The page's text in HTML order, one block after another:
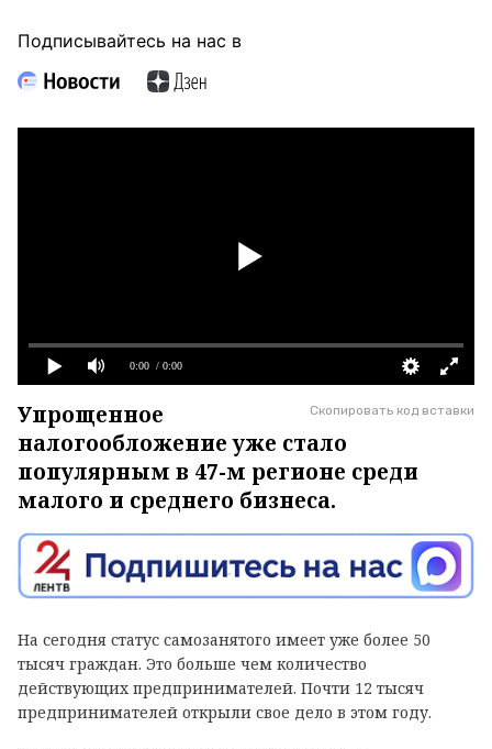
Подписывайтесь на нас в
0:00 / 0:00
Скопировать код вставки
Упрощенное
налогообложение уже стало
популярным в 47-м регионе среди
малого и среднего бизнеса.
На сегодня статус самозанятого имеет уже более 50
тысяч граждан. Это больше чем количество
действующих предпринимателей. Почти 12 тысяч
предпринимателей открыли свое дело в этом году.